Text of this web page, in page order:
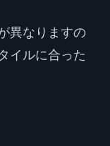
異なりますの
イルに合った